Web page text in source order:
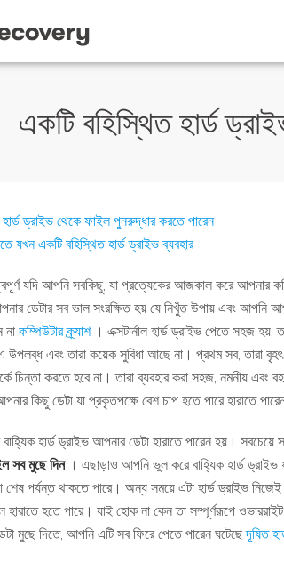
একটি বহিস্থিত হার্ড
হার্ড ড্রাইভ থেকে ফাইল পুনরুদ্ধার করতে পারেন
যখন একটি বহিস্থিত হার্ড ড্রাইভ ব্যবহার
যদি আপনি সবকিছু, যা প্রত্যেকের আজকাল করে আপনার
ডেটার সব ভাল সংরক্ষিত হয় যে নিখুঁত উপায় এবং আপনি
না কম্পিউটার ক্র্যাশ। এক্সটার্নাল হার্ড ড্রাইভ পেতে সহজ হয়,
উপলব্ধ এবং তারা কয়েক সুবিধা আছে না। প্রথম সব, তারা
চিন্তা করতে হবে না। তারা ব্যবহার করা সহজ, নমনীয় এবং
কিছু ডেটা যা প্রকৃতপক্ষে বেশ চাপ হতে পারে হারাতে
হার্ড ড্রাইভ আপনার ডেটা হারাতে পারেন হয়। সবচেয়ে
সব মুছে দিন। এছাড়াও আপনি ভুল করে বাহ্যিক হার্ড ড্রাইভ
পর্যন্ত থাকতে পারে। অন্য সময়ে এটা হার্ড ড্রাইভ নিজেই
হতে পারে। যাই হোক না কেন তা সম্পূর্ণরূপে ওভাররাইট
মুছে দিতে, আপনি এটি সব ফিরে পেতে পারেন ঘটেছেদূষিত